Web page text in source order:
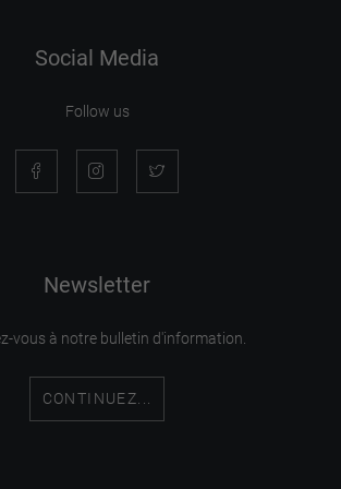
Social Media
Follow us
Newsletter
vous à notre bulletin d'information.
CONTINUEZ...